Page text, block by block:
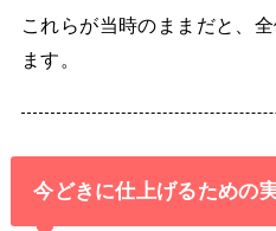
これらが当時のままだと、
ます。
今どきに仕上げるための